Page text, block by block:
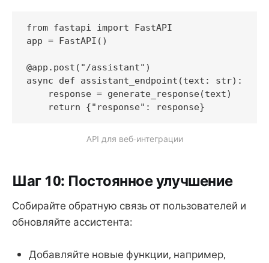
from fastapi import FastAPI
app = FastAPI()
@app.post("/assistant")
async def assistant_endpoint(text: str):
    response = generate_response(text)
API для веб-интеграции
Шаг 10: Постоянное улучшение
Собирайте обратную связь от пользователей и
обновляйте ассистента:
Добавляйте новые функции, например,